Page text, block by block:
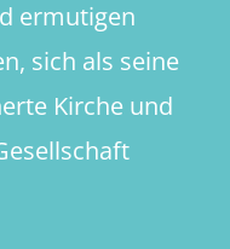
ermutigen
sich als seine
Kirche und